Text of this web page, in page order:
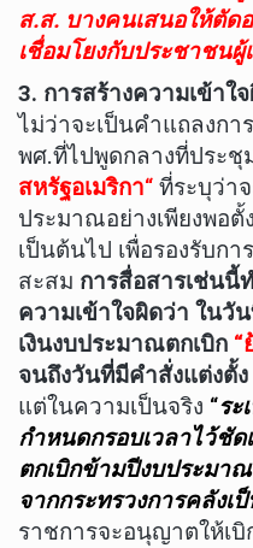
ส.ส. บางคนเสนอให้ตัด
เชื่อมโยงกับประชาชนผู้
3. การสร้างความเข้าใ
ไม่ว่าจะเป็นคำแถลงก
พศ.ที่ไปพูดกลางที่ประชุ
สหรัฐอเมริกา“ ที่ระบุว่า
ประมาณอย่างเพียงพอ
เป็นต้นไป เพื่อรองรับก
สะสม การสื่อสารเช่นนี้
ความเข้าใจผิดว่า ในวั
เงินงบประมาณตกเบิก “
จนถึงวันที่มีคำสั่งแต่งตั้ง
แต่ในความเป็นจริง “ระ
กำหนดกรอบเวลาไว้ชัด
ตกเบิกข้ามปีงบประมา
จากกระทรวงการคลังเ
ราชการจะอนุญาตให้เ